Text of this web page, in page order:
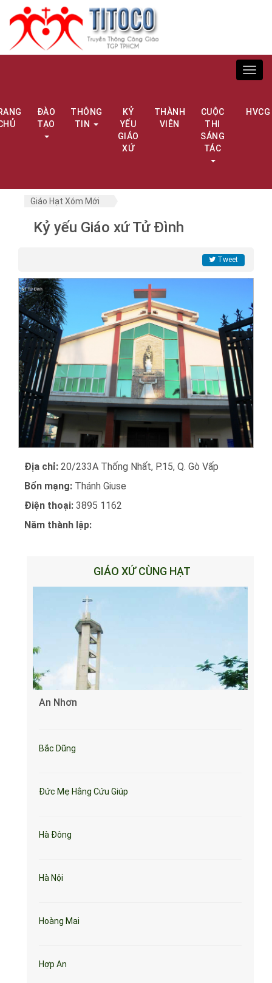
ĐÀO
TẠO
THÔNG
TIN
KỶ
YẾU
GIÁO
XỨ
THÀNH
VIÊN
CUỘC
THI
SÁNG
TÁC
HVCG
Giáo Hạt Xóm Mới
Kỷ yếu Giáo xứ Tử Đình
Tweet
Địa chỉ: 20/233A Thống Nhất, P.15, Q. Gò Vấp
Bổn mạng: Thánh Giuse
Điện thoại: 3895 1162
Năm thành lập:
GIÁO XỨ CÙNG HẠT
An Nhơn
Bắc Dũng
Đức Mẹ Hằng Cứu Giúp
Hà Đông
Hà Nội
Hoàng Mai
Hợp An